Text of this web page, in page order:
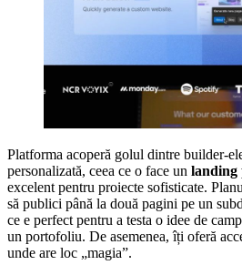
Platforma acoperă golul dintre builder-
personalizată, ceea ce o face un landing
excelent pentru proiecte sofisticate.
să publici până la două pagini pe un
ce e perfect pentru a testa o idee de
un portofoliu. De asemenea, îți oferă
unde are loc „magia”.